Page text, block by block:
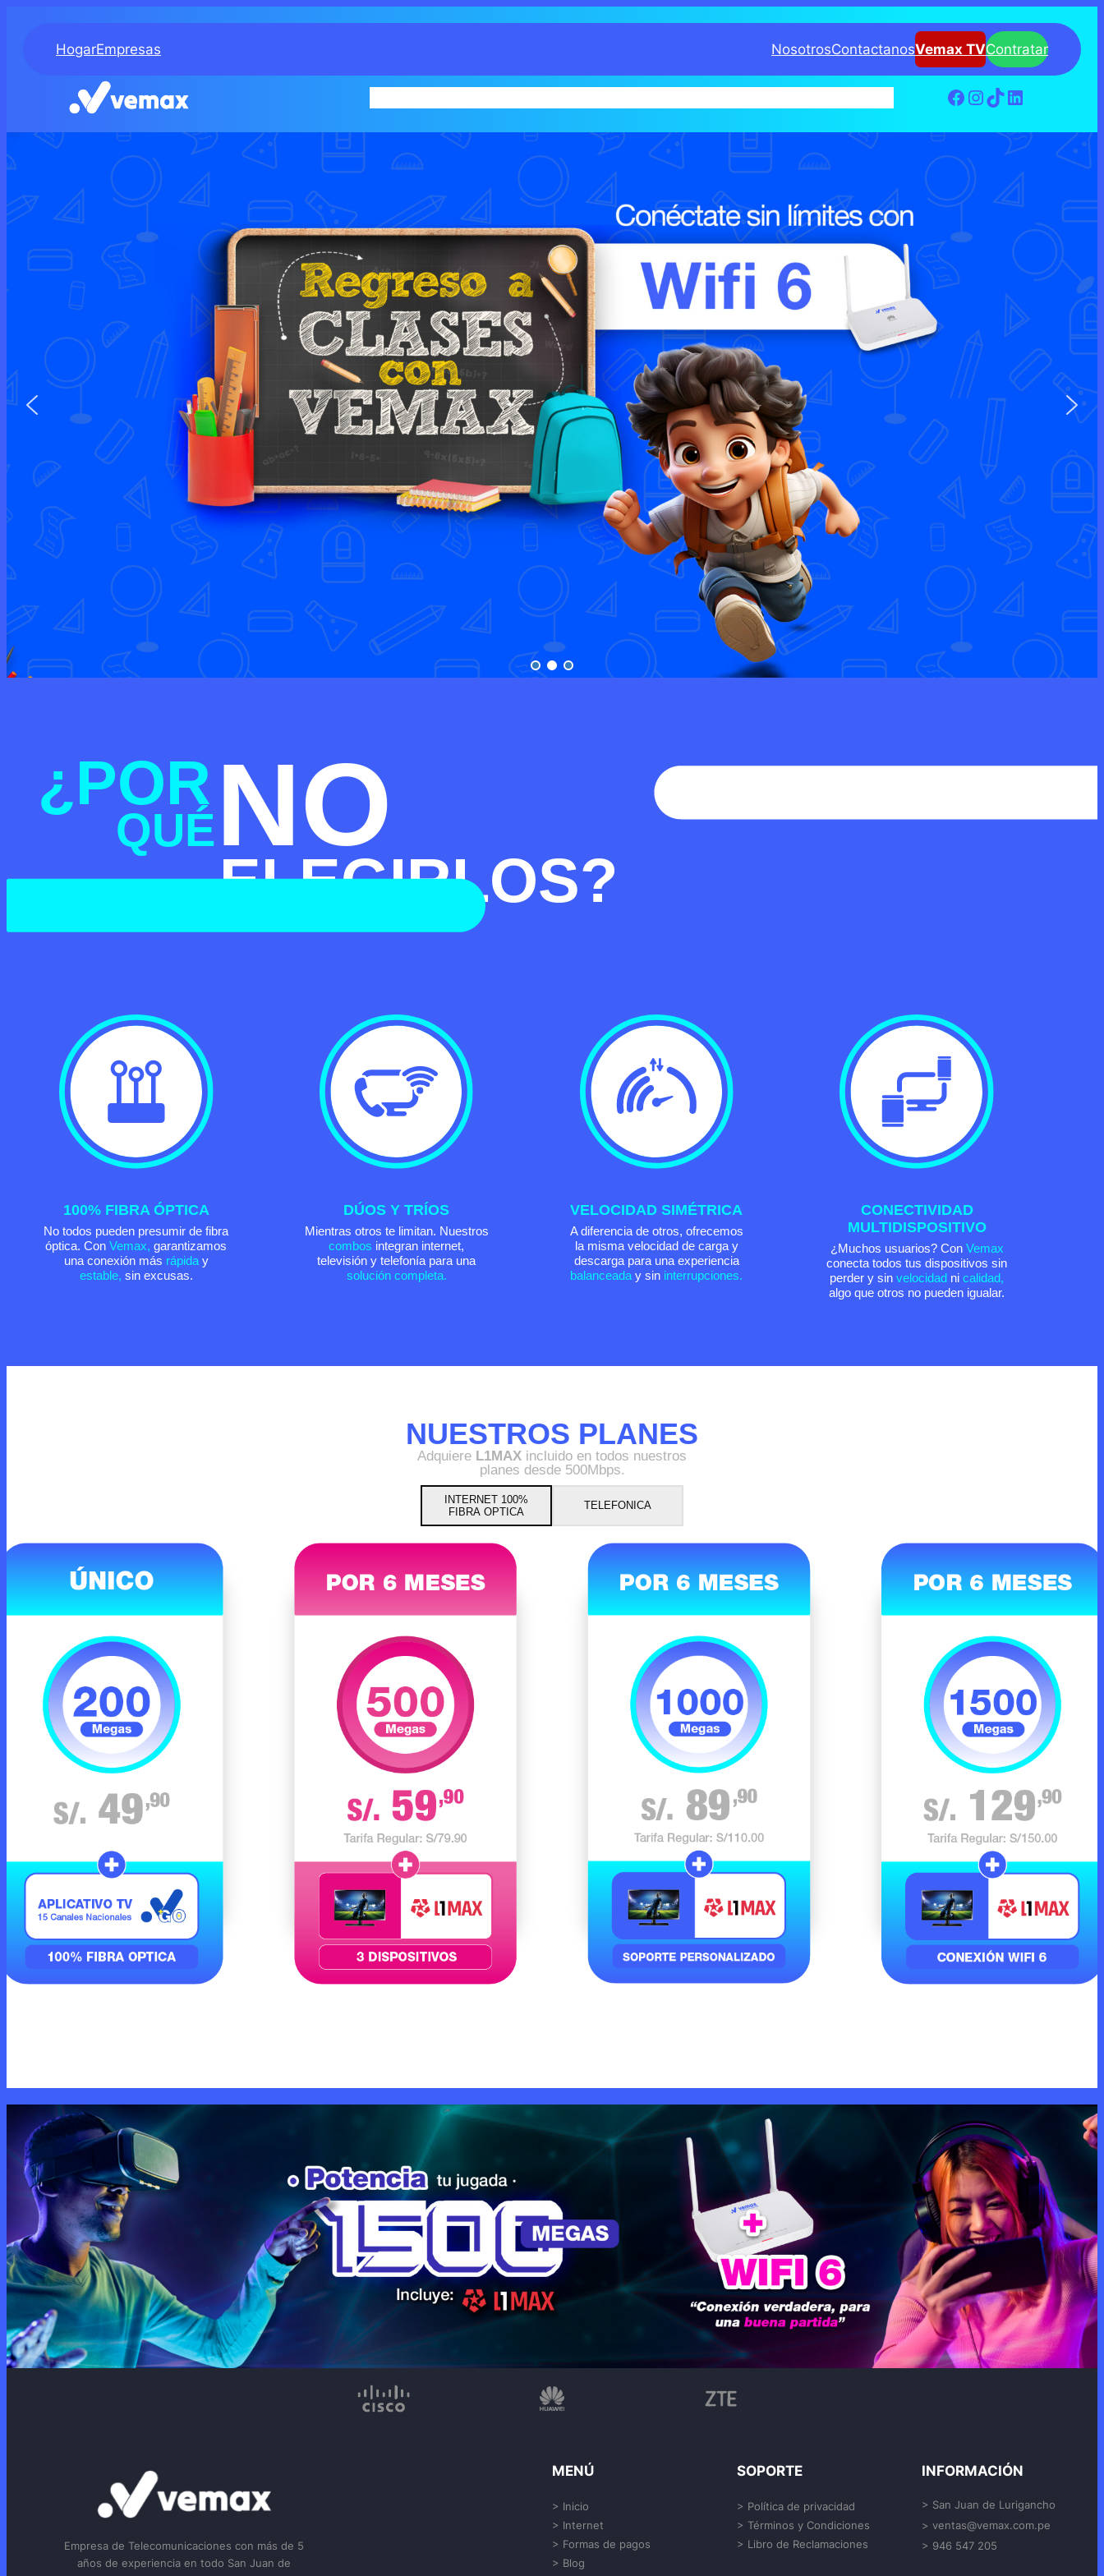
HogarEmpresas NosotrosContactanosVemax TVContratar
¿POR
QUÉNO
ELEGIRLOS?
100% FIBRA ÓPTICA
No todos pueden presumir de fibra
óptica. ConVemax, garantizamos
una conexión más rápiday
estable, sin excusas.
DÚOS Y TRÍOS
Mientras otros te limitan. Nuestros
combos integran internet,
televisión y telefonía para una
solución completa.
VELOCIDAD SIMÉTRICA
A diferencia de otros, ofrecemos
la misma velocidad de carga y
descarga para una experiencia
balanceada y sin interrupciones.
CONECTIVIDAD
MULTIDISPOSITIVO
¿Muchos usuarios? Con Vemax
conecta todos tus dispositivos sin
perder y sinvelocidad nicalidad,
algo que otros no pueden igualar.
NUESTROS PLANES
Adquiere L1MAX incluido en todos nuestros
planes desde 500Mbps.
INTERNET 100%
FIBRA OPTICA
TELEFONICA
Empresa de Telecomunicaciones con más de 5
años de experiencia en todo San Juan de
MENÚ
> Inicio
> Internet
> Formas de pagos
> Blog
SOPORTE
> Política de privacidad
> Términos y Condiciones
> Libro de Reclamaciones
INFORMACIÓN
> San Juan de Lurigancho
> ventas@vemax.com.pe
> 946 547 205